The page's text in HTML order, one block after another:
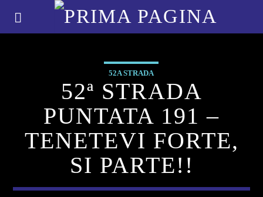
52A STRADA
52ª STRADA
PUNTATA 191 –
TENETEVI FORTE,
SI PARTE!!